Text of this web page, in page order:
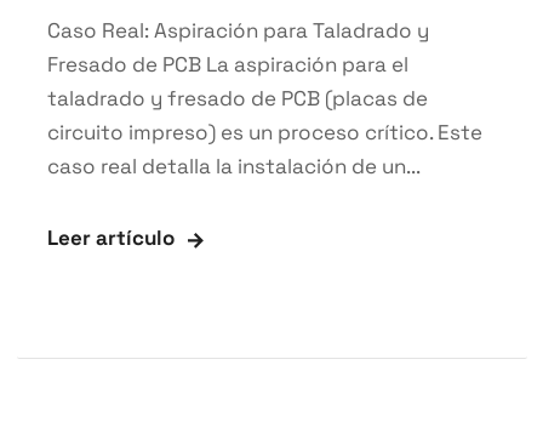
Caso Real: Aspiración para Taladrado y
Fresado de PCB La aspiración para el
taladrado y fresado de PCB (placas de
circuito impreso) es un proceso crítico. Este
caso real detalla la instalación de un...
Leer artículo